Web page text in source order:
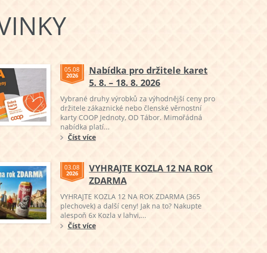
05.08
2026
Nabídka pro držitele karet
5. 8. – 18. 8. 2026
Vybrané druhy výrobků za výhodnější ceny pro
držitele zákaznické nebo členské věrnostní
karty COOP Jednoty, OD Tábor. Mimořádná
nabídka platí...
Číst více
03.08
2026
VYHRAJTE KOZLA 12 NA ROK
ZDARMA
VYHRAJTE KOZLA 12 NA ROK ZDARMA (365
plechovek) a další ceny! Jak na to? Nakupte
alespoň 6x Kozla v lahvi,...
Číst více